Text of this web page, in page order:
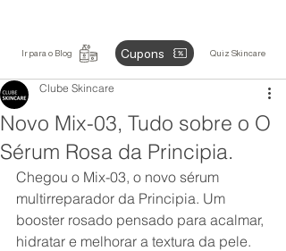
Ir para o Blog Cupons Quiz Skincare
Novo Mix-03, Tudo sobre o O
Sérum Rosa da Principia.
Clube Skincare
Chegou o Mix-03, o novo sérum
multirreparador da Principia. Um
booster rosado pensado para acalmar,
hidratar e melhorar a textura da pele.